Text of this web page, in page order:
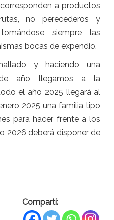
a productos
no perecederos y
siempre las
bocas de expendio.
y haciendo una
año llegamos a la
el año 2025 llegará al
2025 una familia tipo
para hacer frente a los
2026 deberá disponer de
Compartí: